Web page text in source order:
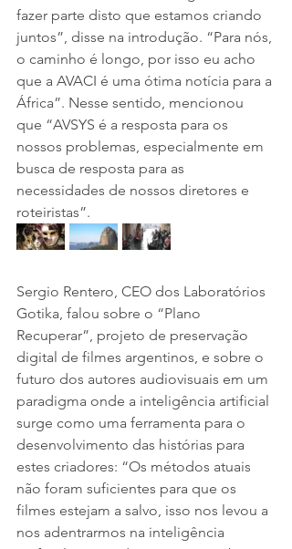
fazer parte disto que estamos criando
juntos”, disse na introdução. “Para nós,
o caminho é longo, por isso eu acho
que a AVACI é uma ótima notícia para a
África”. Nesse sentido, mencionou
que “AVSYS é a resposta para os
nossos problemas, especialmente em
busca de resposta para as
necessidades de nossos diretores e
roteiristas”.
Sergio Rentero, CEO dos Laboratórios
Gotika, falou sobre o “Plano
Recuperar”, projeto de preservação
digital de filmes argentinos, e sobre o
futuro dos autores audiovisuais em um
paradigma onde a inteligência artificial
surge como uma ferramenta para o
desenvolvimento das histórias para
estes criadores: “Os métodos atuais
não foram suficientes para que os
filmes estejam a salvo, isso nos levou a
nos adentrarmos na inteligência